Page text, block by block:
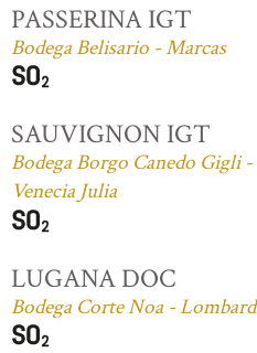
PASSERINA IGT
Bodega Belisario - Marcas
SAUVIGNON IGT
Bodega Borgo Canedo Gigli -
Venecia Julia
LUGANA DOC
Bodega Corte Noa -